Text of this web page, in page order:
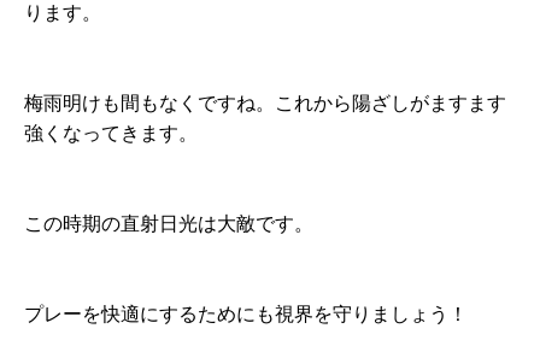
ります。
梅雨明けも間もなくですね。これから陽ざしがますます
強くなってきます。
この時期の直射日光は大敵です。
プレーを快適にするためにも視界を守りましょう！